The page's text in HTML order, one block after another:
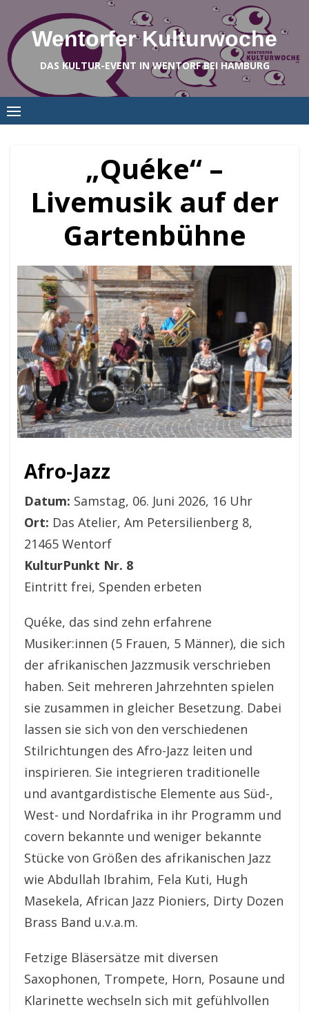
contentWentorfer Kulturwoche
DAS KULTUR-EVENT IN WENTORF BEI HAMBURG
„Quéke“ –
Livemusik auf der
Gartenbühne
Afro-Jazz
Datum: Samstag, 06. Juni 2026, 16 Uhr
Ort: Das Atelier, Am Petersilienberg 8,
21465 Wentorf
KulturPunkt Nr. 8
Eintritt frei, Spenden erbeten
Quéke, das sind zehn erfahrene
Musiker:innen (5 Frauen, 5 Männer), die sich
der afrikanischen Jazzmusik verschrieben
haben. Seit mehreren Jahrzehnten spielen
sie zusammen in gleicher Besetzung. Dabei
lassen sie sich von den verschiedenen
Stilrichtungen des Afro-Jazz leiten und
inspirieren. Sie integrieren traditionelle
und avantgardistische Elemente aus Süd-,
West- und Nordafrika in ihr Programm und
covern bekannte und weniger bekannte
Stücke von Größen des afrikanischen Jazz
wie Abdullah Ibrahim, Fela Kuti, Hugh
Masekela, African Jazz Pioniers, Dirty Dozen
Brass Band u.v.a.m.
Fetzige Bläsersätze mit diversen
Saxophonen, Trompete, Horn, Posaune und
Klarinette wechseln sich mit gefühlvollen